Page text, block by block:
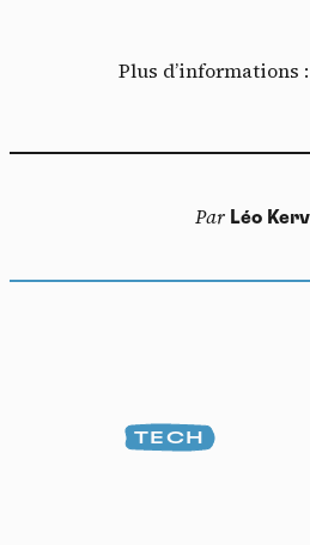
Plus d’informations :
Par Léo
TECH